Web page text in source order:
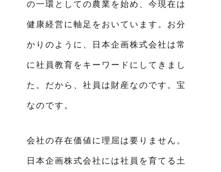
の一環としての農業を始め、今現在は
健康経営に軸足をおいています。お分
かりのように、日本企画株式会社は常
に社員教育をキーワードにしてきまし
た。だから、社員は財産なのです。宝
なのです。
会社の存在価値に理屈は要りません。
日本企画株式会社には社員を育てる土